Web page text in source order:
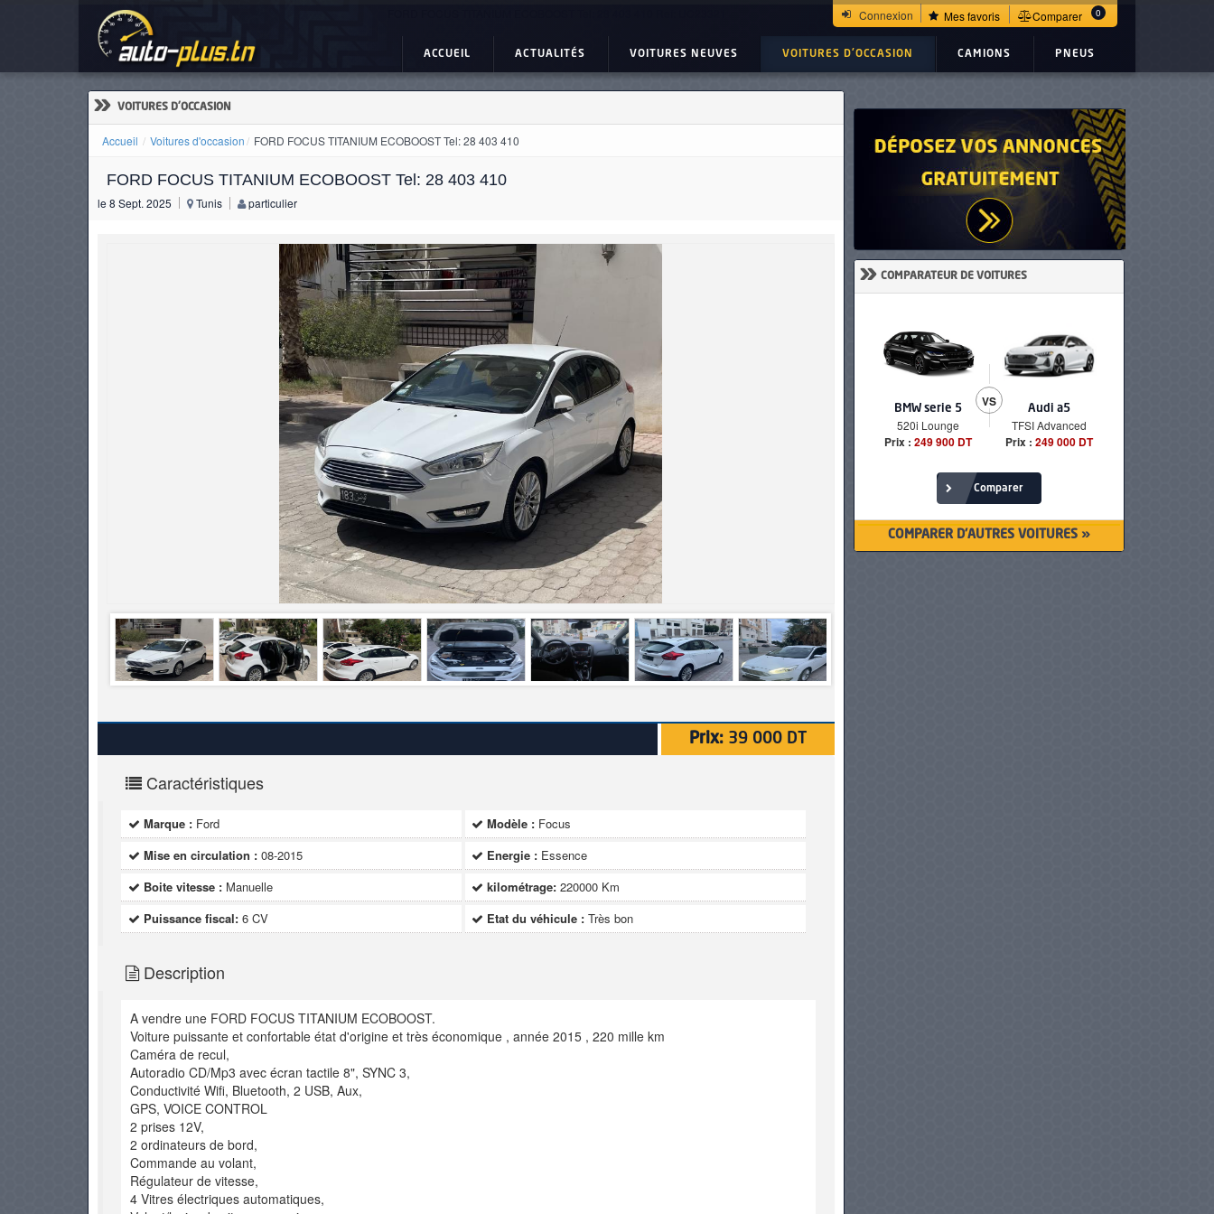
Connexion Mes favoris Comparer 0
ACCUEIL ACTUALITÉS VOITURES NEUVES VOITURES D'OCCASION CAMIONS PNEUS
» VOITURES D'OCCASION
Accueil Voitures d'occasion FORD FOCUS TITANIUM ECOBOOST Tel: 28 403 410
FORD FOCUS TITANIUM ECOBOOST Tel: 28 403 410
le 8 Sept. 2025 Tunis particulier
Prix: 39 000 DT
Caractéristiques
Marque : Ford Modèle : Focus
Mise en circulation : 08-2015 Energie : Essence
Boite vitesse : Manuelle kilométrage: 220000 Km
Puissance fiscal: 6 CV Etat du véhicule : Très bon
Description
A vendre une FORD FOCUS TITANIUM ECOBOOST.
Voiture puissante et confortable état d'origine et très économique , année 2015 , 220 mille km
Caméra de recul,
Autoradio CD/Mp3 avec écran tactile 8", SYNC 3,
Conductivité Wifi, Bluetooth, 2 USB, Aux,
GPS, VOICE CONTROL
2 prises 12V,
2 ordinateurs de bord,
Commande au volant,
Régulateur de vitesse,
4 Vitres électriques automatiques,
» COMPARATEUR DE VOITURES
BYD Song Plus
1.5 L DM-i
Prix :115 990 DT
VS
DongFeng
Forthing T5 EVO
1.5 L Turbo
Comparer
COMPARER D'AUTRES VOITURES »
ACTUALITÉS